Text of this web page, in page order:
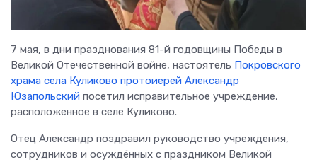
7 мая, в дни празднования 81-й годовщины Победы в
Великой Отечественной войне, настоятель Покровского
храма села Куликово протоиерей Александр
Юзапольский посетил исправительное учреждение,
расположенное в селе Куликово.
Отец Александр поздравил руководство учреждения,
сотрудников и осуждённых с праздником Великой